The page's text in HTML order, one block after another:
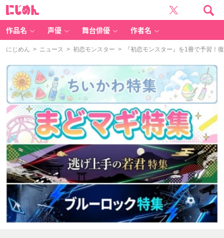
作品名 声優 舞台俳優 作者名
にじめん > ニュース > 初恋モンスター > 『初恋モンスター』を1冊で予習